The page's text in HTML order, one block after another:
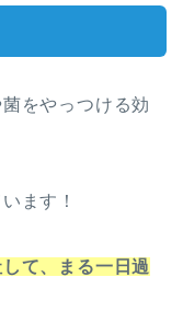
をやっつける効
ます！
て、まる一日過